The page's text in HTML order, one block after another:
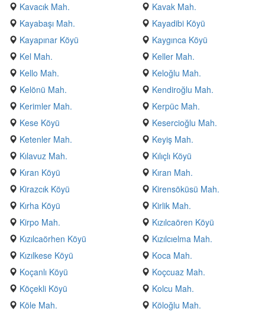
Kavacık Mah.
Kavak Mah.
Kayabaşı Mah.
Kayadibi Köyü
Kayapınar Köyü
Kaygınca Köyü
Kel Mah.
Keller Mah.
Kello Mah.
Keloğlu Mah.
Kelönü Mah.
Kendiroğlu Mah.
Kerimler Mah.
Kerpüc Mah.
Kese Köyü
Kesercioğlu Mah.
Ketenler Mah.
Keyiş Mah.
Kılavuz Mah.
Kılıçlı Köyü
Kıran Köyü
Kıran Mah.
Kirazcık Köyü
Kirensöküsü Mah.
Kırha Köyü
Kirlik Mah.
Kirpo Mah.
Kızılcaören Köyü
Kızılcaörhen Köyü
Kızılcıelma Mah.
Kızılkese Köyü
Koca Mah.
Koçanlı Köyü
Koçcuaz Mah.
Köçekli Köyü
Kolcu Mah.
Köle Mah.
Köloğlu Mah.